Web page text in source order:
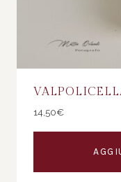
14,50€